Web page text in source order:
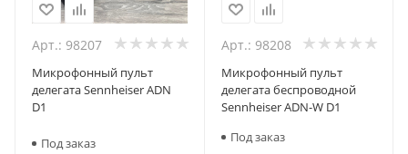
Арт.: 98207
Микрофонный пульт
делегата Sennheiser ADN
D1
Под заказ
Арт.: 98208
Микрофонный пульт
делегата беспроводной
Sennheiser ADN-W D1
Под заказ